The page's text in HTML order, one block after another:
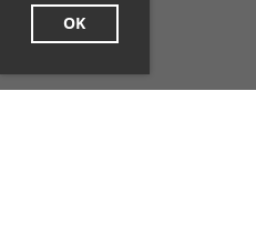
OK